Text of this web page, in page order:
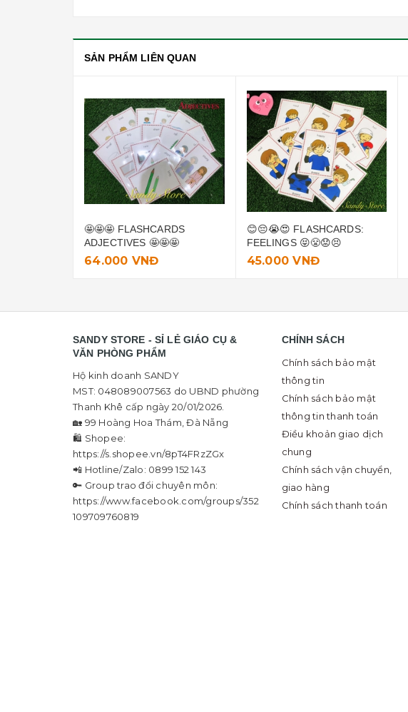
SẢN PHẨM LIÊN QUAN
🤩🤩🤩 FLASHCARDS
ADJECTIVES 🤩🤩🤩
64.000 VNĐ
😊😔😭😍 FLASHCARDS:
FEELINGS 😝😤😟😣
45.000 VNĐ
SANDY STORE - SỈ LẺ GIÁO CỤ &
VĂN PHÒNG PHẨM
Hộ kinh doanh SANDY
MST: 048089007563 do UBND phường
Thanh Khê cấp ngày 20/01/2026.
🏡 99 Hoàng Hoa Thám, Đà Nẵng
🛍 Shopee:
https://s.shopee.vn/8pT4FRzZGx
📲 Hotline/Zalo: 0899 152 143
🔑 Group trao đổi chuyên môn:
https://www.facebook.com/groups/352
109709760819
CHÍNH SÁCH
Chính sách bảo mật
thông tin
Chính sách bảo mật
thông tin thanh toán
Điều khoản giao dịch
chung
Chính sách vận chuyển,
giao hàng
Chính sách thanh toán